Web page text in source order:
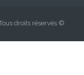
droits réservés ©